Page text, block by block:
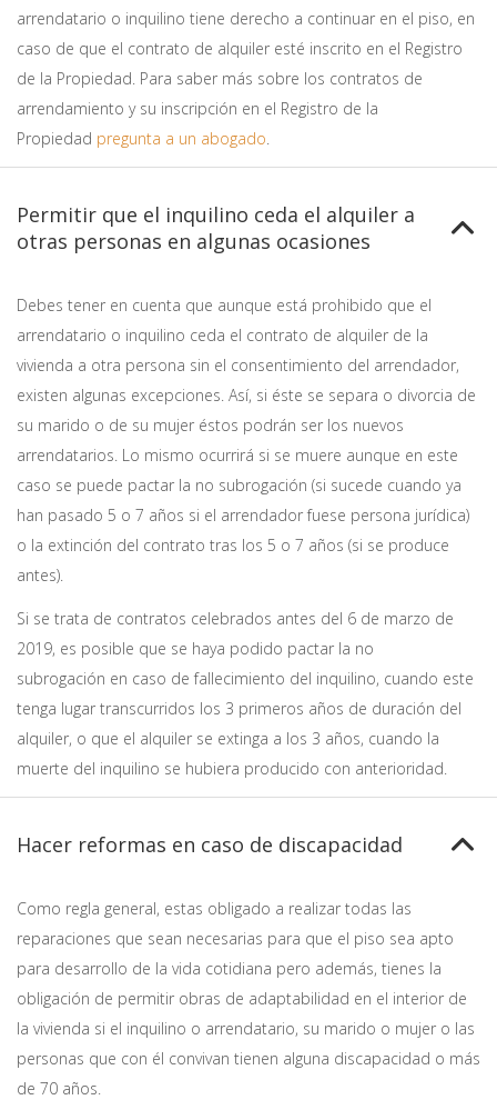
arrendatario o inquilino tiene derecho a continuar en el piso, en
caso de que el contrato de alquiler esté inscrito en el Registro
de la Propiedad. Para saber más sobre los contratos de
arrendamiento y su inscripción en el Registro de la
Propiedad pregunta a un abogado.
Permitir que el inquilino ceda el alquiler a
otras personas en algunas ocasiones
Debes tener en cuenta que aunque está prohibido que el
arrendatario o inquilino ceda el contrato de alquiler de la
vivienda a otra persona sin el consentimiento del arrendador,
existen algunas excepciones. Así, si éste se separa o divorcia de
su marido o de su mujer éstos podrán ser los nuevos
arrendatarios. Lo mismo ocurrirá si se muere aunque en este
caso se puede pactar la no subrogación (si sucede cuando ya
han pasado 5 o 7 años si el arrendador fuese persona jurídica)
o la extinción del contrato tras los 5 o 7 años (si se produce
antes).
Si se trata de contratos celebrados antes del 6 de marzo de
2019, es posible que se haya podido pactar la no
subrogación en caso de fallecimiento del inquilino, cuando este
tenga lugar transcurridos los 3 primeros años de duración del
alquiler, o que el alquiler se extinga a los 3 años, cuando la
muerte del inquilino se hubiera producido con anterioridad.
Hacer reformas en caso de discapacidad
Como regla general, estas obligado a realizar todas las
reparaciones que sean necesarias para que el piso sea apto
para desarrollo de la vida cotidiana pero además, tienes la
obligación de permitir obras de adaptabilidad en el interior de
la vivienda si el inquilino o arrendatario, su marido o mujer o las
personas que con él convivan tienen alguna discapacidad o más
de 70 años.